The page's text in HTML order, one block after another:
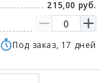
215,00 руб.
Под заказ, 17 дней